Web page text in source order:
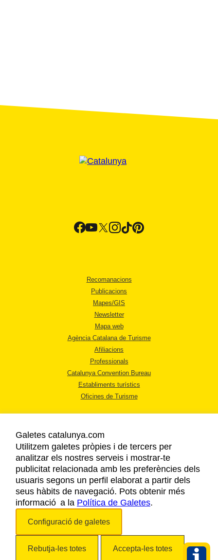
Recomanacions
Publicacions
Mapes/GIS
Newsletter
Mapa web
Agència Catalana de Turisme
Afiliacions
Professionals
Catalunya Convention Bureau
Establiments turístics
Oficines de Turisme
AVÍS LEGAL
POLÍTICA DE PRIVACITAT
COOKIES
ACCESSIBILITAT
Galetes catalunya.com
Utilitzem galetes pròpies i de tercers per
analitzar els nostres serveis i mostrar-te
publicitat relacionada amb les preferències dels
usuaris segons un perfil elaborat a partir dels
seus hàbits de navegació. Pots obtenir més
informació a la Política de Galetes.
Configuració de galetes
Rebutja-les totes Accepta-les totes